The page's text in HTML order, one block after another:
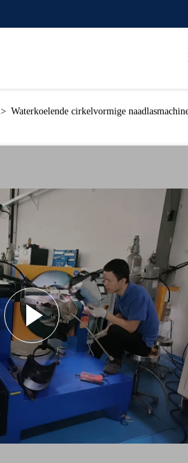
> Waterkoelende cirkelvormige